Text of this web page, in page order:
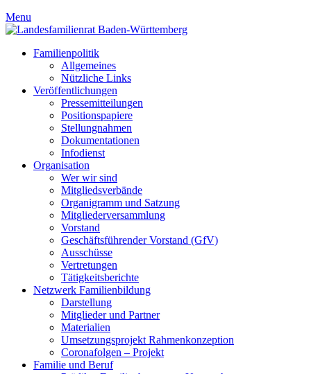
Menu
Familienpolitik
Allgemeines
Nützliche Links
Veröffentlichungen
Pressemitteilungen
Positionspapiere
Stellungnahmen
Dokumentationen
Infodienst
Organisation
Wer wir sind
Mitgliedsverbände
Organigramm und Satzung
Mitgliederversammlung
Vorstand
Geschäftsführender Vorstand (GfV)
Ausschüsse
Vertretungen
Tätigkeitsberichte
Netzwerk Familienbildung
Darstellung
Mitglieder und Partner
Materialien
Umsetzungsprojekt Rahmenkonzeption
Coronafolgen – Projekt
Familie und Beruf